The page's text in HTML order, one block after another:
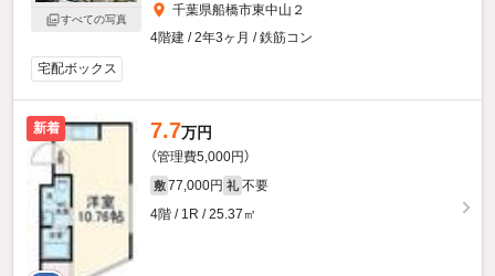
すべての写真
千葉県船橋市東中山２
4階建 / 2年3ヶ月 / 鉄筋コン
宅配ボックス
新着 7.7万円
（管理費5,000円）
敷 77,000円 礼 不要
4階 / 1R / 25.37㎡